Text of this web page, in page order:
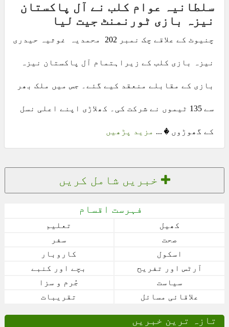
سلطانیہ عوام کلب نے آل پاکستان
نیزہ بازی ٹورنمنٹ جیت لیا
چنیوٹ کے علاقے چک نمبر 202 محمدیہ غوثیہ حیدری
نیزہ بازی کلب کے زیراہتمام آل پاکستان نیزہ
بازی کے مقابلے منعقد کیے گئے۔ جس میں ملک بھر
سے 135 ٹیموں نے شرکت کی۔ کھلاڑی اپنے اعلی نسل
کے گھوڑوں � ... مزید پڑھیں
خبریں شامل کریں
فہرست اقسام
کھیل
تعلیم
صحت
سفر
اسکول
کاروبار
آرٹس اور تفریح
بچے اور کنبے
سیاست
جُرم و سزا
علاقائی مسائل
تقریبات
تازہ ترین خبریں